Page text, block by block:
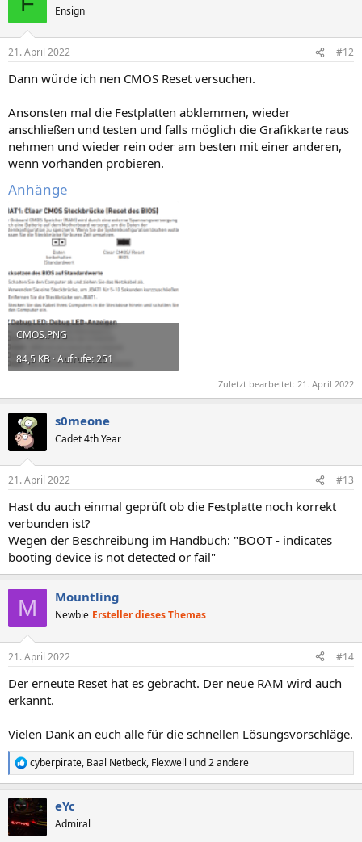
Ensign
21. April 2022 #12
Dann würde ich nen CMOS Reset versuchen.
Ansonsten mal die Festplatten abklemmen, wieder
anschließen und testen und falls möglich die Grafikkarte raus
nehmen und wieder rein oder am besten mit einer anderen,
wenn vorhanden probieren.
Anhänge
CMOS.PNG
84,5 KB · Aufrufe: 251
Zuletzt bearbeitet: 21. April 2022
s0meone
Cadet 4th Year
21. April 2022 #13
Hast du auch einmal geprüft ob die Festplatte noch korrekt
verbunden ist?
Wegen der Beschreibung im Handbuch: "BOOT - indicates
booting device is not detected or fail"
M Mountling
Newbie Ersteller dieses Themas
21. April 2022 #14
Der erneute Reset hat es gebracht. Der neue RAM wird auch
erkannt.
Vielen Dank an euch alle für die schnellen Lösungsvorschläge.
R
e
k
t
cyberpirate, Baal Netbeck, Flexwell und 2 andere
eYc
Admiral